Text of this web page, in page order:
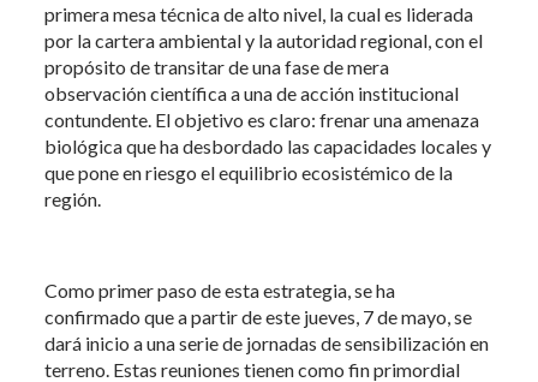
primera mesa técnica de alto nivel, la cual es liderada
por la cartera ambiental y la autoridad regional, con el
propósito de transitar de una fase de mera
observación científica a una de acción institucional
contundente. El objetivo es claro: frenar una amenaza
biológica que ha desbordado las capacidades locales y
que pone en riesgo el equilibrio ecosistémico de la
región.
Como primer paso de esta estrategia, se ha
confirmado que a partir de este jueves, 7 de mayo, se
dará inicio a una serie de jornadas de sensibilización en
terreno. Estas reuniones tienen como fin primordial